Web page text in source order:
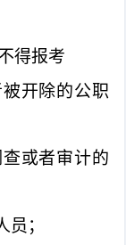
得报考
开除的公职
或者审计的
；